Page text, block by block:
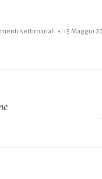
settimanali 15 Maggio